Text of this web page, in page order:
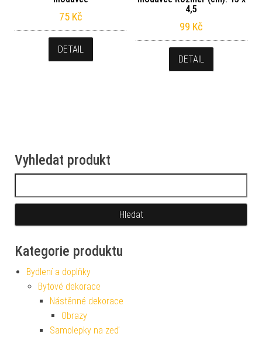
75 Kč
DETAIL
4,5
99 Kč
DETAIL
Vyhledat produkt
Kategorie produktu
Bydlení a doplňky
Bytové dekorace
Nástěnné dekorace
Obrazy
Samolepky na zeď